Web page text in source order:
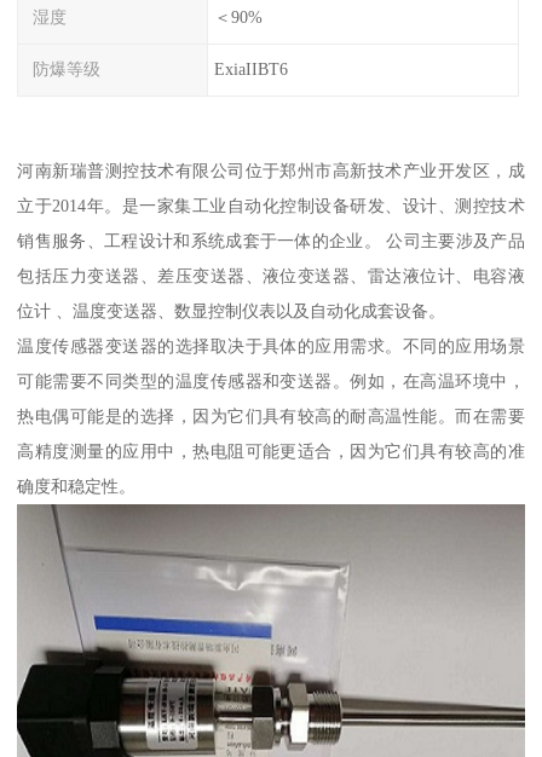
湿度 ＜90%
防爆等级 ExiaIIBT6
河南新瑞普测控技术有限公司位于郑州市高新技术产业开发区，成
立于2014年。是一家集工业自动化控制设备研发、设计、测控技术
销售服务、工程设计和系统成套于一体的企业。 公司主要涉及产品
包括压力变送器、差压变送器、液位变送器、雷达液位计、电容液
位计 、温度变送器、数显控制仪表以及自动化成套设备。
温度传感器变送器的选择取决于具体的应用需求。不同的应用场景
可能需要不同类型的温度传感器和变送器。例如，在高温环境中，
热电偶可能是的选择，因为它们具有较高的耐高温性能。而在需要
高精度测量的应用中，热电阻可能更适合，因为它们具有较高的准
确度和稳定性。